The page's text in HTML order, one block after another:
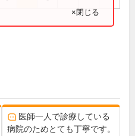
×閉じる
医師一人で診療している
病院のためとても丁寧です。